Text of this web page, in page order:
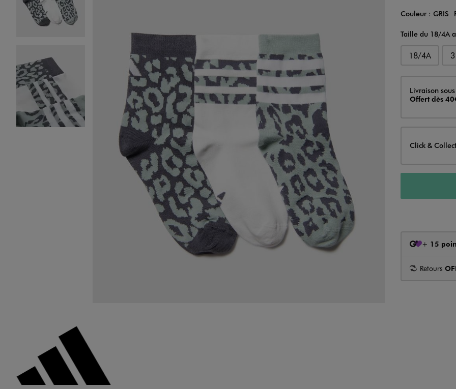
Image 2 sur 2
Couleur
Couleur : GRIS
Taille du 18/4A
18/4A
Livraison
Livraison
Offert dès
Click &
+ 15
Retours